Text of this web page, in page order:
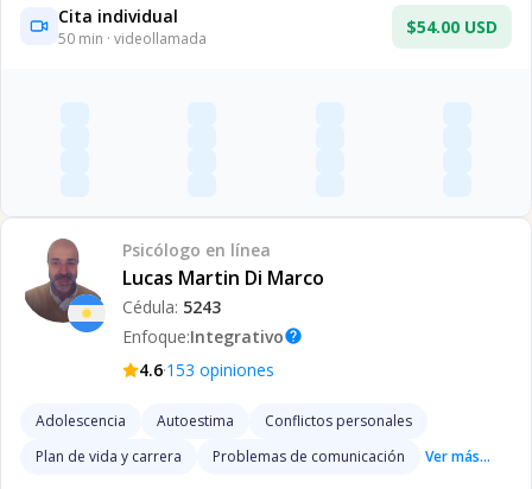
Cita individual
50 min · videollamada
$54.00 USD
Psicólogo en línea
Lucas Martin Di Marco
Cédula: 5243
Enfoque:Integrativohelp
4.6·153 opiniones
Adolescencia Autoestima
Conflictos personales
Plan de vida y carrera
Problemas de comunicación Ver más...